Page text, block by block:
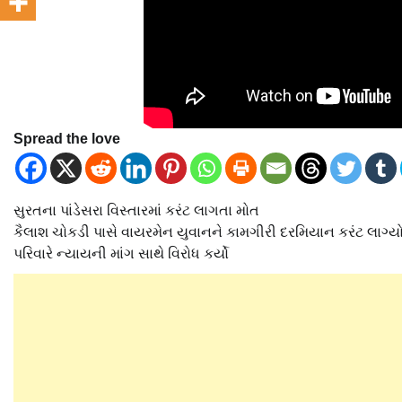
Spread the love
સુરતના પાંડેસરા વિસ્તારમાં કરંટ લાગતા મોત
કૈલાશ ચોકડી પાસે વાયરમેન યુવાનને કામગીરી દરમિયાન કરંટ
પરિવારે ન્યાયની માંગ સાથે વિરોધ કર્યો